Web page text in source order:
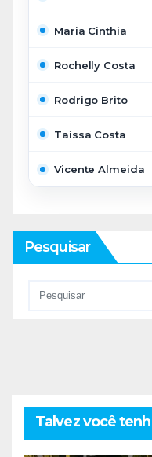
Maria Cinthia
Rochelly Costa
Rodrigo Brito
Taíssa Costa
Vicente Almeida
Pesquisar
Talvez você